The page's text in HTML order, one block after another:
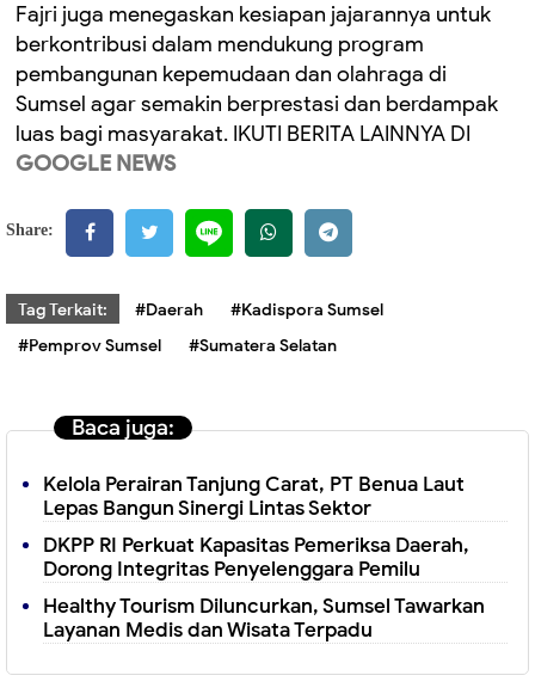
Fajri juga menegaskan kesiapan jajarannya untuk
berkontribusi dalam mendukung program
pembangunan kepemudaan dan olahraga di
Sumsel agar semakin berprestasi dan berdampak
luas bagi masyarakat. IKUTI BERITA LAINNYA DI
GOOGLE NEWS
Share:
Tag Terkait: #Daerah
#Kadispora Sumsel
#Pemprov Sumsel
#Sumatera Selatan
Baca juga:
Kelola Perairan Tanjung Carat, PT Benua Laut
Lepas Bangun Sinergi Lintas Sektor
DKPP RI Perkuat Kapasitas Pemeriksa Daerah,
Dorong Integritas Penyelenggara Pemilu
Healthy Tourism Diluncurkan, Sumsel Tawarkan
Layanan Medis dan Wisata Terpadu